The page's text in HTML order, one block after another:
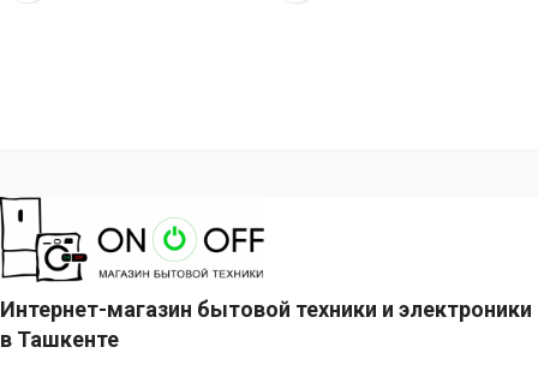
Интернет-магазин бытовой техники и электроники
в Ташкенте